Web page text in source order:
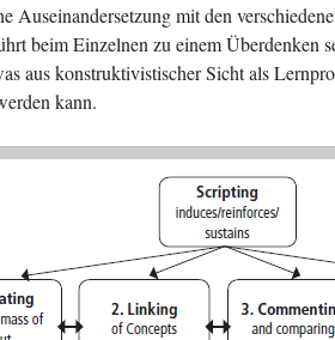
Auseinandersetzung mit den
beim Einzelnen zu einem Überdenken
aus konstruktivistischer Sicht als
kann.